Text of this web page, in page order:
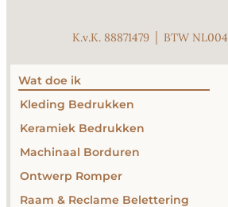
K.v.K. 88871479 │ BTW
Wat doe ik
Kleding Bedrukken
Keramiek Bedrukken
Machinaal Borduren
Ontwerp Romper
Raam & Reclame Belettering